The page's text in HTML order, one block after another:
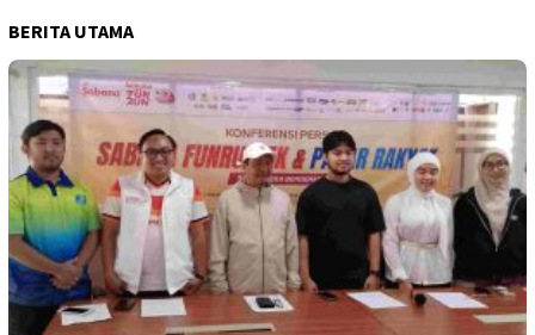
BERITA UTAMA